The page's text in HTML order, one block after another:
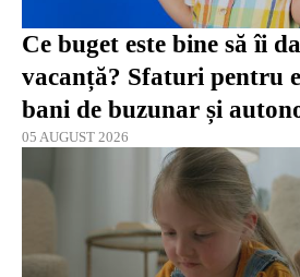
Ce buget este bine să îi
vacanță? Sfaturi pentru
bani de buzunar și
05 AUGUST 2026